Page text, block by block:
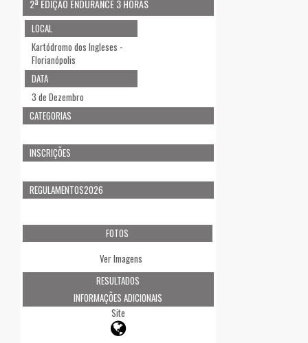
2ª EDIÇÃO ENDURANCE 3 HORAS
LOCAL
Kartódromo dos Ingleses -
Florianópolis
DATA
3 de Dezembro
CATEGORIAS
INSCRIÇÕES
REGULAMENTOS2026
FOTOS
Ver Imagens
RESULTADOS
INFORMAÇÕES ADICIONAIS
Site